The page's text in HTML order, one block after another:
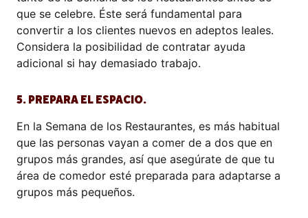
que se celebre. Éste será fundamental para
convertir a los clientes nuevos en adeptos leales.
Considera la posibilidad de contratar ayuda
adicional si hay demasiado trabajo.
5. PREPARA EL ESPACIO.
En la Semana de los Restaurantes, es más habitual
que las personas vayan a comer de a dos que en
grupos más grandes, así que asegúrate de que tu
área de comedor esté preparada para adaptarse a
grupos más pequeños.